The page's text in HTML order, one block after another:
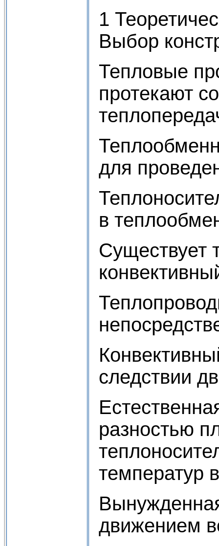
1
Выбор
Тепловые
протекают
для
в
Существует
следствии
разностью
температур
движением